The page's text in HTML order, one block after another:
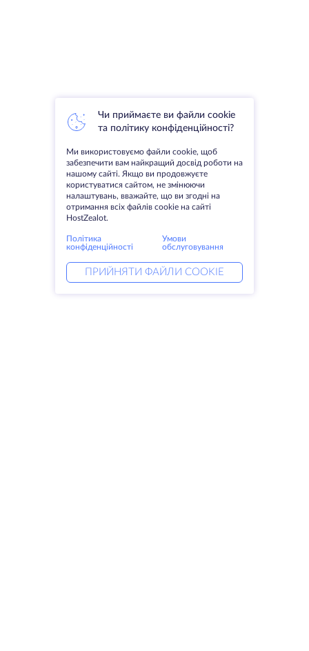
Чи приймаєте ви файли cookie
та політику конфіденційності?
Ми використовуємо файли cookie, щоб
забезпечити вам найкращий досвід роботи на
нашому сайті. Якщо ви продовжуєте
користуватися сайтом, не змінюючи
налаштувань, вважайте, що ви згодні на
отримання всіх файлів cookie на сайті
HostZealot.
Політика
конфіденційності
Умови
обслуговування
ПРИЙНЯТИ ФАЙЛИ COOKIE